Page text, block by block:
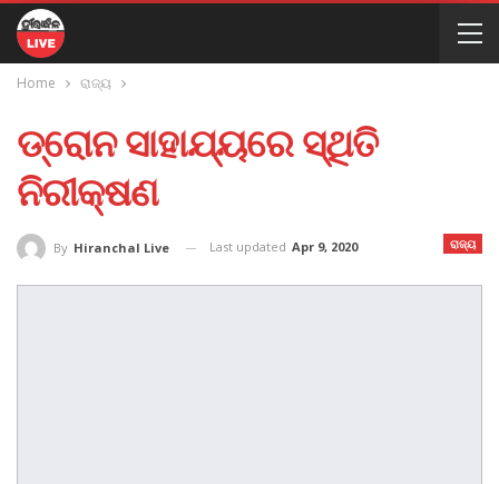
Home ରାଜ୍ୟ
ଡ୍ରୋନ ସାହାଯ୍ୟରେ ସ୍ଥିତି
ନିରୀକ୍ଷଣ
ରାଜ୍ୟ
By Hiranchal Live Last updated Apr 9, 2020